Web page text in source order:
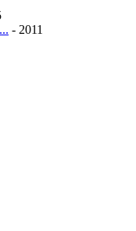
- 2011